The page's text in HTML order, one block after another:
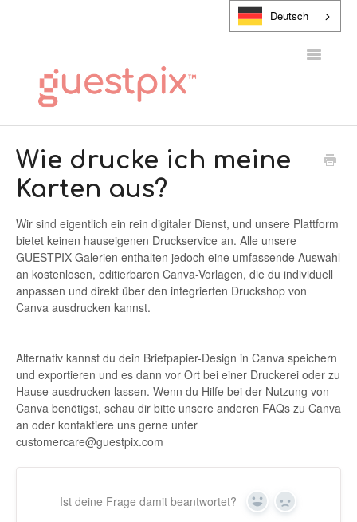
Deutsch
KONTAKT
Wie drucke ich meine
Karten aus?
Wir sind eigentlich ein rein digitaler Dienst, und unsere Plattform
bietet keinen hauseigenen Druckservice an. Alle unsere
GUESTPIX-Galerien enthalten jedoch eine umfassende Auswahl
an kostenlosen, editierbaren Canva-Vorlagen, die du individuell
anpassen und direkt über den integrierten Druckshop von
Canva ausdrucken kannst.
Alternativ kannst du dein Briefpapier-Design in Canva speichern
und exportieren und es dann vor Ort bei einer Druckerei oder zu
Hause ausdrucken lassen. Wenn du Hilfe bei der Nutzung von
Canva benötigst, schau dir bitte unsere anderen FAQs zu Canva
an oder kontaktiere uns gerne unter
customercare@guestpix.com
Ist deine Frage damit beantwortet? Ja Nein